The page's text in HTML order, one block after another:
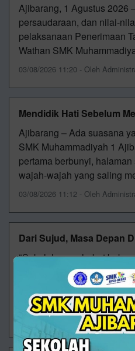
Ajibarang, 1 Agustus 2026
persaudaraan, dan nilai-
pelaksanaan Penerimaan
Wathan SMK
03/08/2026 11:20 - Oleh
Mendidik Hati Sebelum
Ajibarang – Ada suasana
SMK Muhammadiyah 1
pertama berbunyi,
wajah-wajah yang saling
03/08/2026 11:12 - Oleh
Dari Sujud, Masa Depan
"Sekolah yang hebat
mencari nafkah, tetapi juga
menemukan berkah."
langkah para siswa mulai
30/07/2026 08:31 - Oleh